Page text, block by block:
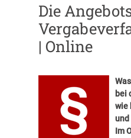
Die
| Online
bei
wie
und
Im